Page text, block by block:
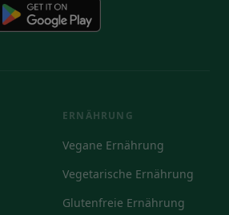
ERNÄHRUNG
Vegane Ernährung
Vegetarische Ernährung
Glutenfreie Ernährung